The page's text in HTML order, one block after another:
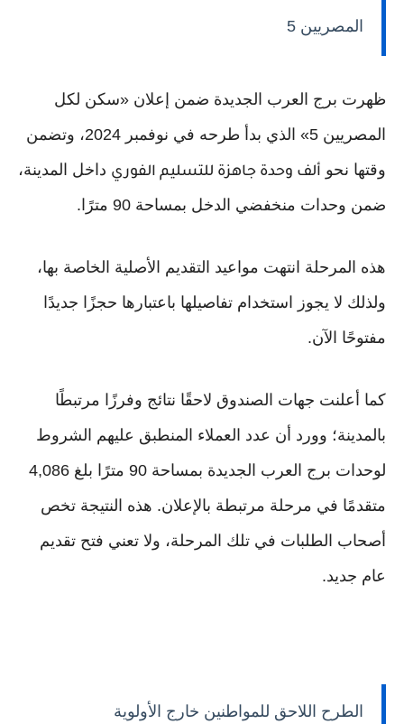
المصريين 5
ظهرت برج العرب الجديدة ضمن إعلان «سكن لكل
المصريين 5» الذي بدأ طرحه في نوفمبر 2024، وتضمن
وقتها نحو ألف وحدة جاهزة للتسليم الفوري داخل المدينة،
ضمن وحدات منخفضي الدخل بمساحة 90 مترًا.
هذه المرحلة انتهت مواعيد التقديم الأصلية الخاصة بها،
ولذلك لا يجوز استخدام تفاصيلها باعتبارها حجزًا جديدًا
مفتوحًا الآن.
كما أعلنت جهات الصندوق لاحقًا نتائج وفرزًا مرتبطًا
بالمدينة؛ وورد أن عدد العملاء المنطبق عليهم الشروط
لوحدات برج العرب الجديدة بمساحة 90 مترًا بلغ 4,086
متقدمًا في مرحلة مرتبطة بالإعلان. هذه النتيجة تخص
أصحاب الطلبات في تلك المرحلة، ولا تعني فتح تقديم
عام جديد.
الطرح اللاحق للمواطنين خارج الأولوية